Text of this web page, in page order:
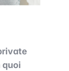
quoi